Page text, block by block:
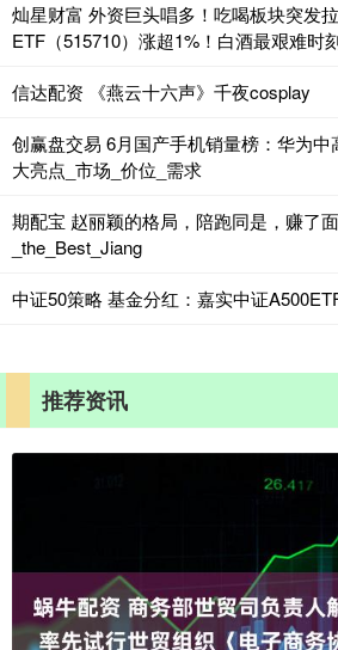
灿星财富 外资巨头唱多！吃喝板块突发
ETF（515710）涨超1%！白酒最艰难时
信达配资 《燕云十六声》千夜cosplay
创赢盘交易 6月国产手机销量榜：华为
大亮点_市场_价位_需求
期配宝 赵丽颖的格局，陪跑同是，赚了
_the_Best_Jiang
中证50策略 基金分红：嘉实中证
推荐资讯